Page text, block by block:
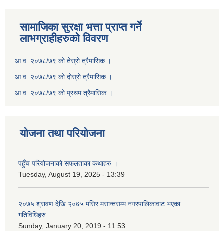
सामाजिका सुरक्षा भत्ता प्राप्त गर्ने
लाभग्राहीहरुको विवरण
आ.व. २०७८/७९ को तेस्रो त्रैमासिक ।
आ.व. २०७८/७९ को दोस्रो त्रैमासिक ।
आ.व. २०७८/७९ को प्रथम त्रैमासिक ।
योजना तथा परियोजना
पहुँच परियोजनाको सफलताका कथाहरु ।
Tuesday, August 19, 2025 - 13:39
२०७५ श्रावण देखि २०७५ मंसिर मसान्तसम्म नगरपालिकावाट भएका
गतिविधिहरु :
Sunday, January 20, 2019 - 11:53